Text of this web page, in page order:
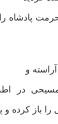
حرمت پادشاه
و
در
را باز کرده